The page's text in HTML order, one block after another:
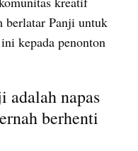
berlatar Panji untuk
kepada penonton
adalah napas
berhenti